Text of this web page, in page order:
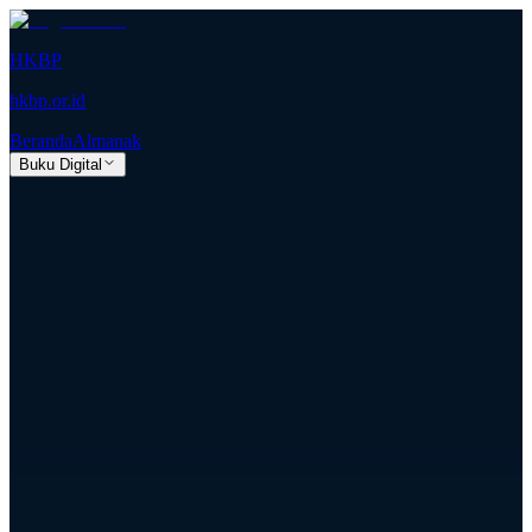
HKBP
hkbp.or.id
BerandaAlmanak
Buku Digital